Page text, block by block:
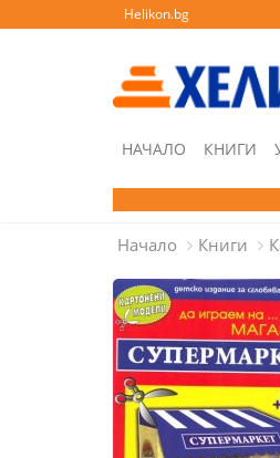
Helikon.bg
НАЧАЛО КНИГИ
Начало Книги